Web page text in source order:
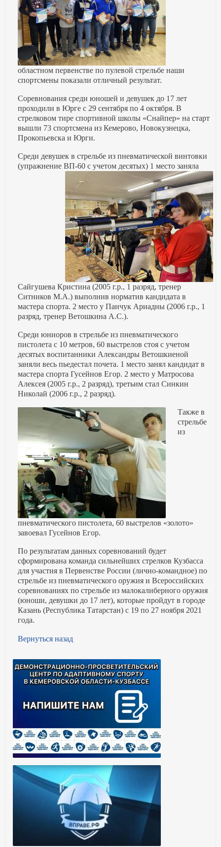
областном первенстве по пулевой стрельбе наши
спортсмены показали отличный результат.
Соревнования среди юношей и девушек до 17 лет
проходили в Юрге с 29 сентября по 4 октября. В
стрелковом тире спортивной школы «Снайпер» на старт
вышли 73 спортсмена из Кемерово, Новокузнецка,
Прокопьевска и Юрги.
Среди девушек в стрельбе из пневматической винтовки
(упражнение ВП-60 с учетом десятых) 1 место заняла
Сайгушева Кристина (2005 г.р., 1 разряд, тренер
Ситников М.А.) выполнив норматив кандидата в
мастера спорта. 2 место у Панчук Ариадны (2006 г.р., 1
разряд, тренер Ветошкина А.С.).
Среди юниоров в стрельбе из пневматического
пистолета с 10 метров, 60 выстрелов стоя с учетом
десятых воспитанники Александры Ветошкиеной
заняли весь пьедестал почета. 1 место занял кандидат в
мастера спорта Гусейнов Егор. 2 место у Матросова
Алексея (2005 г.р., 2 разряд), третьим стал Синкин
Николай (2006 г.р., 2 разряд).
Также в
стрельбе
из
пневматического пистолета, 60 выстрелов «золото»
завоевал Гусейнов Егор.
По результатам данных соревнований будет
сформирована команда сильнейших стрелков Кузбасса
для участия в Первенстве России (лично-командное) по
стрельбе из пневматического оружия и Всероссийских
соревнованиях по стрельбе из малокалиберного оружия
(юноши, девушки до 17 лет), которые пройдут в городе
Казань (Республика Татарстан) с 19 по 27 ноября 2021
года.
Вернуться назад